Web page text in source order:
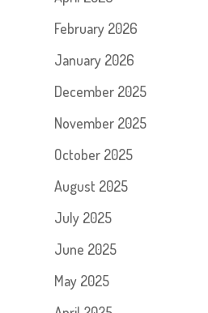
February 2026
January 2026
December 2025
November 2025
October 2025
August 2025
July 2025
June 2025
May 2025